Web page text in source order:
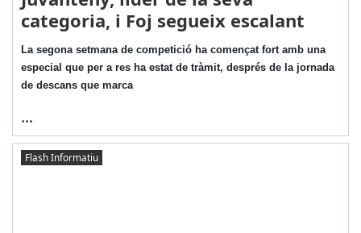
categoria, i Foj segueix escalant
La segona setmana de competició ha començat fort amb una
especial que per a res ha estat de tràmit, després de la jornada
de descans que marca
...
Flash Informatiu